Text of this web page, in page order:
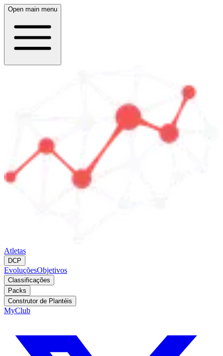
Open main menu
Atletas
DCP
EvoluçõesObjetivos
Classificações
Packs
Construtor de Plantéis
MyClub